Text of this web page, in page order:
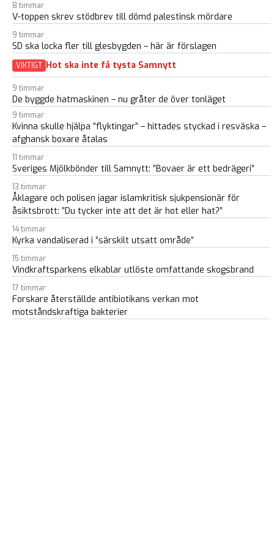
8 timmar
V-toppen skrev stödbrev till dömd palestinsk mördare
9 timmar
SD ska locka fler till glesbygden – här är förslagen
VIKTIGT Hot ska inte få tysta Samnytt
9 timmar
De byggde hatmaskinen – nu gråter de över tonläget
9 timmar
Kvinna skulle hjälpa ”flyktingar” – hittades styckad i resväska –
afghansk boxare åtalas
11 timmar
Sveriges Mjölkbönder till Samnytt: ”Bovaer är ett bedrägeri”
13 timmar
Åklagare och polisen jagar islamkritisk sjukpensionär för
åsiktsbrott: ”Du tycker inte att det är hot eller hat?”
14 timmar
Kyrka vandaliserad i ”särskilt utsatt område”
15 timmar
Vindkraftsparkens elkablar utlöste omfattande skogsbrand
17 timmar
Forskare återställde antibiotikans verkan mot
motståndskraftiga bakterier